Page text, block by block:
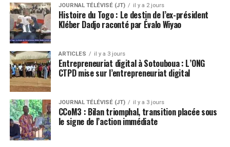
JOURNAL TÉLÉVISÉ (JT) il y a 2 jours
Histoire du Togo : Le destin de l’ex-président
Kléber Dadjo raconté par Évalo Wiyao
ARTICLES il y a 3 jours
Entrepreneuriat digital à Sotouboua : L’ONG
CTPD mise sur l’entrepreneuriat digital
JOURNAL TÉLÉVISÉ (JT) il y a 3 jours
CCoM3 : Bilan triomphal, transition placée sous
le signe de l’action immédiate